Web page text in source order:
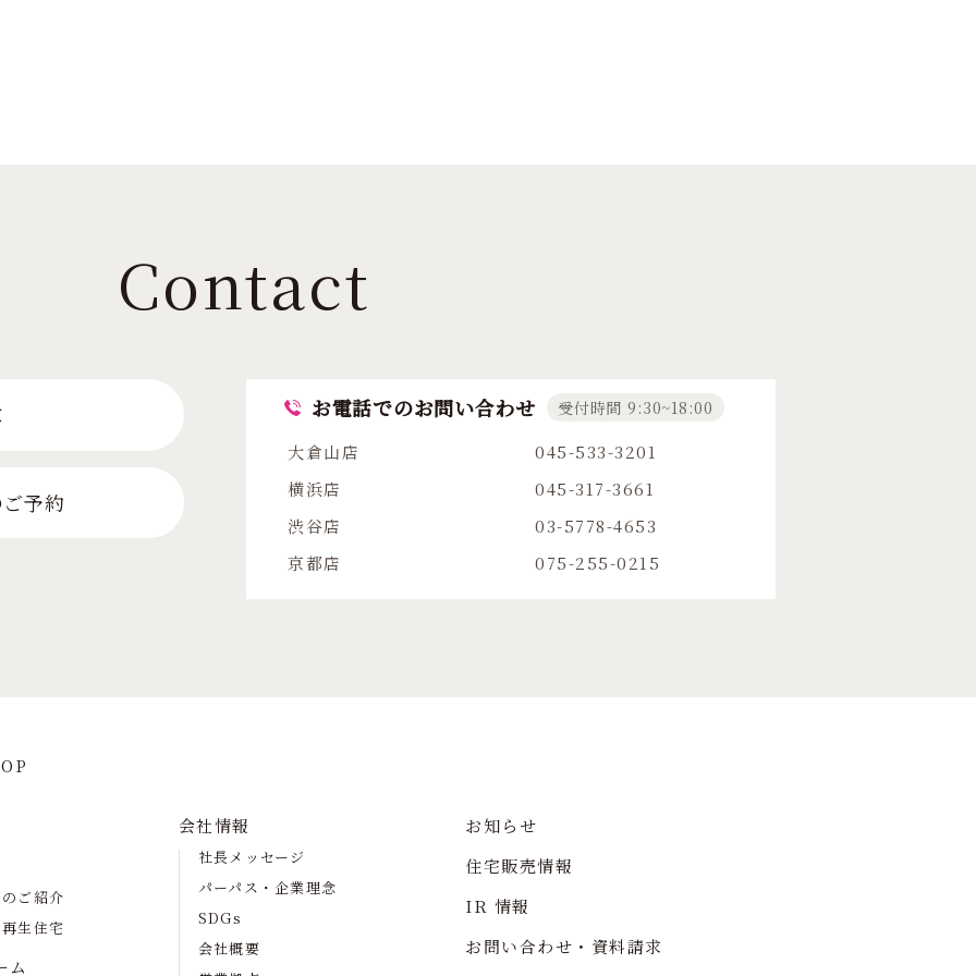
Contact
予約
お電話でのお問い合わせ 受付時間 9:30~18:00
大倉山店
045-533-3201
横浜店
045-317-3661
渋谷店
03-5778-4653
京都店
075-255-0215
ご紹介
生住宅
ム
会社情報
社長メッセージ
パーパス・企業理念
SDGs
会社概要
お知らせ
住宅販売情報
IR 情報
お問い合わせ・資料請求